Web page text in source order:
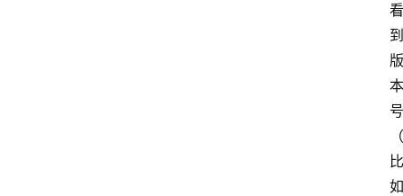
看
到
版
本
号
（
比
如